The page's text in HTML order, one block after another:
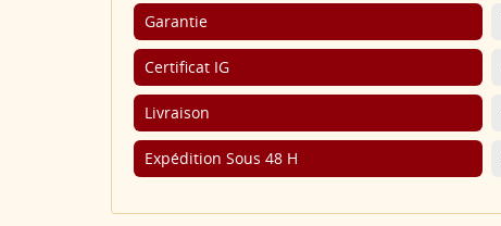
Garantie
Certificat IG
Livraison
Expédition Sous 48 H